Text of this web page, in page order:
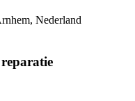
Nederland